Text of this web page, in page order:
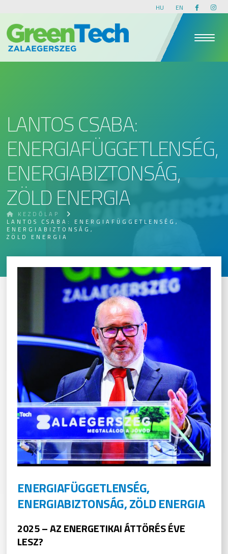
HU EN
LANTOS CSABA:
ENERGIAFÜGGETLENSÉG,
ENERGIABIZTONSÁG,
ZÖLD ENERGIA
KEZDŐLAP
LANTOS CSABA: ENERGIAFÜGGETLENSÉG,
ENERGIABIZTONSÁG,
ZÖLD ENERGIA
ENERGIAFÜGGETLENSÉG,
ENERGIABIZTONSÁG, ZÖLD ENERGIA
2025 – AZ ENERGETIKAI ÁTTÖRÉS ÉVE
LESZ?